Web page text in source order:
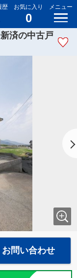
歴 お気に入り
0
メニュー
済の中古戸
お問い合わせ